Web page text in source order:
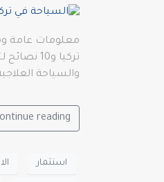
تركيا
والسياحة
reading
استثمار